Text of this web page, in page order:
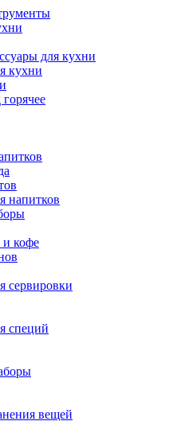
для кухни
кухни
напитков
и кофе
сервировки
специй
вещей